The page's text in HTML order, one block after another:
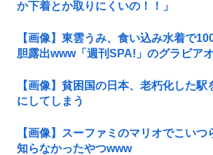
か下着とか取りにくいの！！」
【画像】東雲うみ、食い込み水着で
胆露出www「週刊SPA!」のグラビア
【画像】貧困国の日本、老朽化した
にしてしまう
【画像】スーファミのマリオでこいつ
知らなかったやつwww